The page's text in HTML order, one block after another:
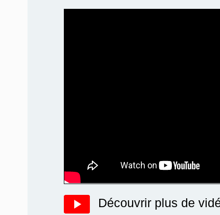
Découvrir plus de